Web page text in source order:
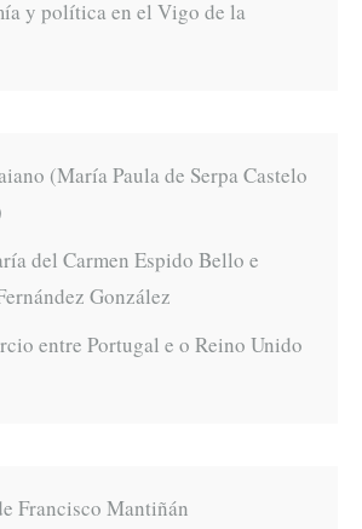
y política en el Vigo de la
(María Paula de Serpa Castelo
del Carmen Espido Bello e
González
entre Portugal e o Reino Unido
Francisco Mantiñán